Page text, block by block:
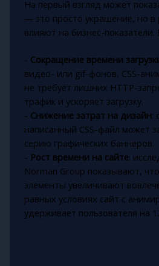
На первый взгляд может
— это просто украшение, но в
влияют на бизнес-показатели.
- Сокращение времени
видео- или gif-фонов, CSS-
не требует лишних HTTP-
трафик и ускоряет загрузку.
- Снижение затрат на дизайн:
написанный CSS-файл может
серию графических баннеров.
- Рост времени на сайте:
Norman Group показывают,
элементы увеличивают
равных условиях сайт с
удерживает пользователя на